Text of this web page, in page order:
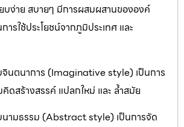
บง่าย สบายๆ มีการผสมผสานขององค์
ารใช้ประโยชน์จากภูมิประเทศ และ
นตนาการ (Imaginative style) เป็นการ
ดสร้างสรรค์ แปลกใหม่ และ ล้ำสมัย
ามธรรม (Abstract style) เป็นการจัด